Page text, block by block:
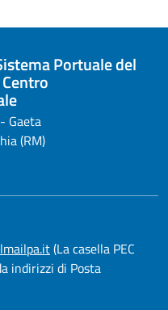
Portuale del
Gaeta
(RM)
(La casella PEC
indirizzi di Posta